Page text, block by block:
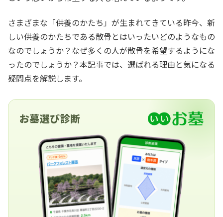
さまざまな「供養のかたち」が生まれてきている昨今、新
しい供養のかたちである散骨とはいったいどのようなもの
なのでしょうか？なぜ多くの人が散骨を希望するようにな
ったのでしょうか？本記事では、選ばれる理由と気になる
疑問点を解説します。
お墓選び診断